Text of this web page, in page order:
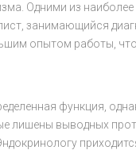
Одними из
занимающийся
опытом работы,
функция,
выводных